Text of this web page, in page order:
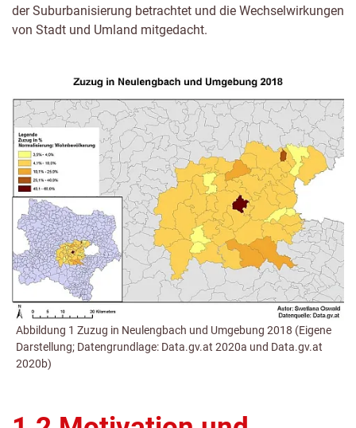
der Suburbanisierung betrachtet und die Wechselwirkungen
von Stadt und Umland mitgedacht.
Abbildung 1 Zuzug in Neulengbach und Umgebung 2018 (Eigene
Darstellung; Datengrundlage: Data.gv.at 2020a und Data.gv.at
2020b)